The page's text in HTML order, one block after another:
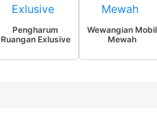
Pengharum
Ruangan Exlusive
Wewangian Mobil
Mewah